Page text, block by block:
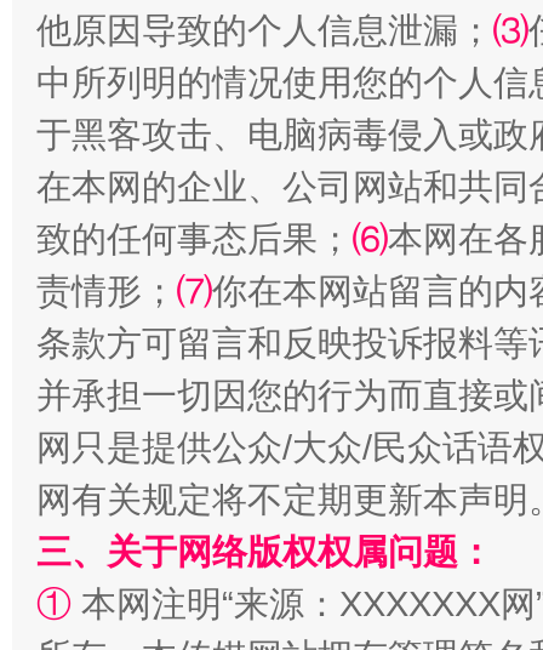
揭批美国五大"原罪" "炒
解纷+调解+退费，一次搞定
他原因导致的个人信息泄漏； ⑶
中所列明的情况使用您的个人
于黑客攻击、电脑病毒侵入或
在本网的企业、公司网站和共
致的任何事态后果； ⑹本网在各
责情形； ⑺你在本网站留言的内
条款方可留言和反映投诉报料
并承担一切因您的行为而直接
网只是提供公众/大众/民众话语
网有关规定将不定期更新本声明
三、关于网络版权权属问题：
① 本网注明“来源：XXXXXXX